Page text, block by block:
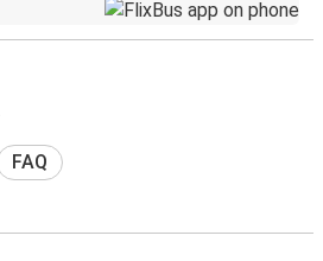
FAQ